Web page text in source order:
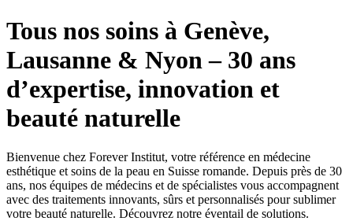
Tous nos soins à Genève,
Lausanne & Nyon – 30 ans
d’expertise, innovation et
beauté naturelle
Bienvenue chez Forever Institut, votre référence en médecine
esthétique et soins de la peau en Suisse romande. Depuis près de 30
ans, nos équipes de médecins et de spécialistes vous accompagnent
avec des traitements innovants, sûrs et personnalisés pour sublimer
votre beauté naturelle. Découvrez notre éventail de solutions.